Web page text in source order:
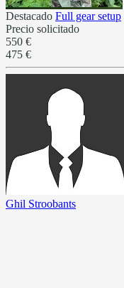
Destacado Full gear setup
Precio solicitado
550 €
475 €
Ghil Stroobants